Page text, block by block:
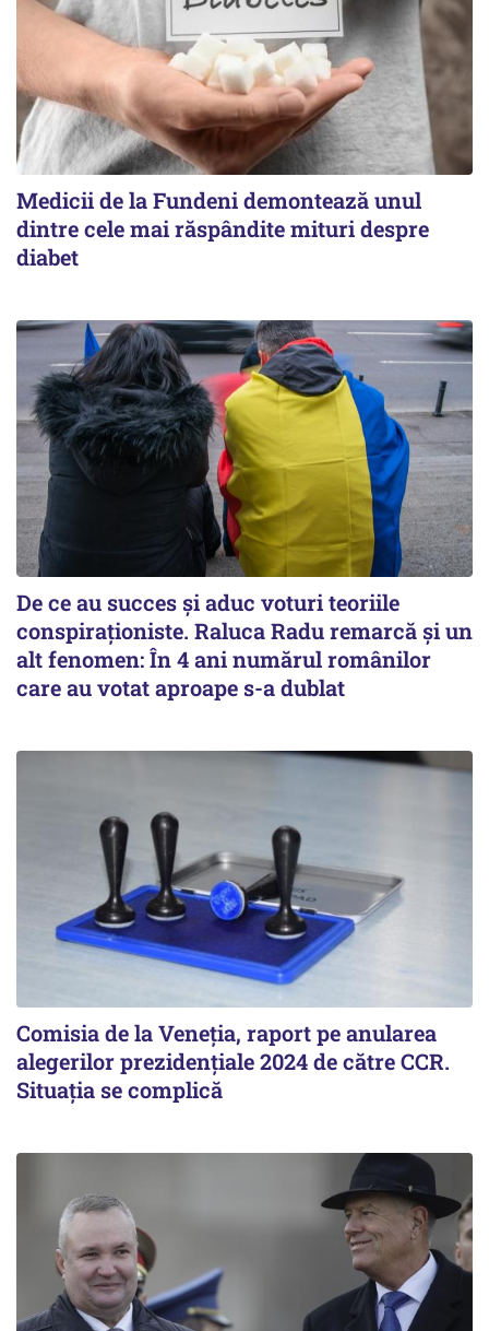
Medicii de la Fundeni demontează unul
dintre cele mai răspândite mituri despre
diabet
De ce au succes și aduc voturi teoriile
conspiraționiste. Raluca Radu remarcă și un
alt fenomen: În 4 ani numărul românilor
care au votat aproape s-a dublat
Comisia de la Veneția, raport pe anularea
alegerilor prezidențiale 2024 de către CCR.
Situația se complică